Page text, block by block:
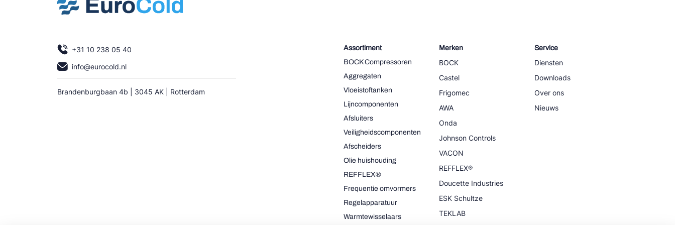
+31 10 238 05 40
info@eurocold.nl
Brandenburgbaan 4b | 3045 AK | Rotterdam
Assortiment
BOCK Compressoren
Aggregaten
Vloeistoftanken
Lijncomponenten
Afsluiters
Veiligheidscomponenten
Afscheiders
Olie huishouding
REFFLEX®
Frequentie omvormers
Regelapparatuur
Warmtewisselaars
Merken
BOCK
Castel
Frigomec
AWA
Onda
Johnson Controls
VACON
REFFLEX®
Doucette Industries
ESK Schultze
TEKLAB
Service
Diensten
Downloads
Over ons
Nieuws